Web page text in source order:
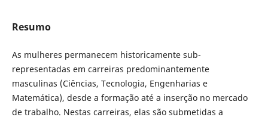
Resumo
As mulheres permanecem historicamente sub-
representadas em carreiras predominantemente
masculinas (Ciências, Tecnologia, Engenharias e
Matemática), desde a formação até a inserção no mercado
de trabalho. Nestas carreiras, elas são submetidas a